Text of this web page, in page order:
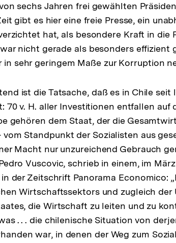
der
Fußnote
sechs Jahren frei gewählten
gibt es hier eine freie Presse, ein
hat, als besondere Kraft in die
nicht gerade als besonders effizient
in sehr geringem Maße zur Korruption
ist die Tatsache, daß es in Chile seit
v. H. aller Investitionen entfallen auf
gehören dem Staat, der die
Standpunkt der Sozialisten aus
Macht nur unzureichend Gebrauch
Vuscovic, schrieb in einem, im
der Zeitschrift Panorama Economico:
Wirtschaftssektors und zugleich der
die Wirtschaft zu leiten und zu
. . . die chilenische Situation von
war, in denen der Weg zum